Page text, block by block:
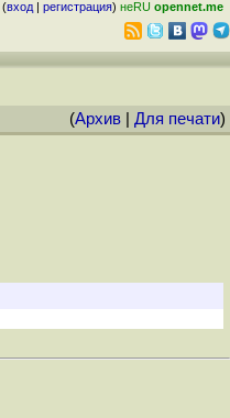
(вход | регистрация) неRU opennet.me
(Архив Для печати)